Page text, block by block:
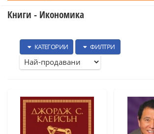
Книги - Икономика
КАТЕГОРИИ ФИЛТРИ